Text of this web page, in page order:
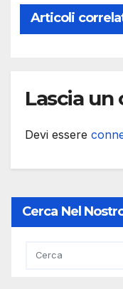
Articoli
Lascia
Devi essere
Cerca Nel